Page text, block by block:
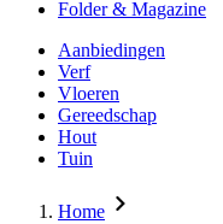
Folder & Magazine
Aanbiedingen
Verf
Vloeren
Gereedschap
Hout
Tuin
Home